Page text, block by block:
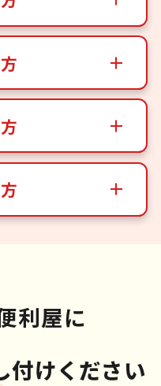
利屋に
付けください